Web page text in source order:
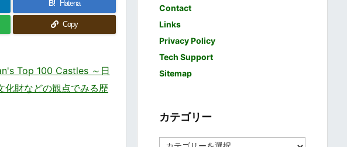
B! Hatena
Copy
Top 100 Castles ～日
化財などの観点でみる歴
Contact
Links
Privacy Policy
Tech Support
Sitemap
カテゴリー